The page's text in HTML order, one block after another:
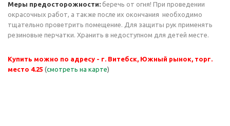
Меры предосторожности: беречь от огня! При проведении
окрасочных работ, а также после их окончания необходимо
тщательно проветрить помещение. Для защиты рук применять
резиновые перчатки. Хранить в недоступном для детей месте.
Купить можно по адресу - г. Витебск, Южный рынок, торг.
место 4.25 (смотреть на карте)